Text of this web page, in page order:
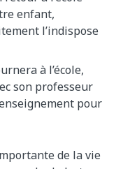
enfant,
l’indispose
à l’école,
son professeur
pour
de la vie